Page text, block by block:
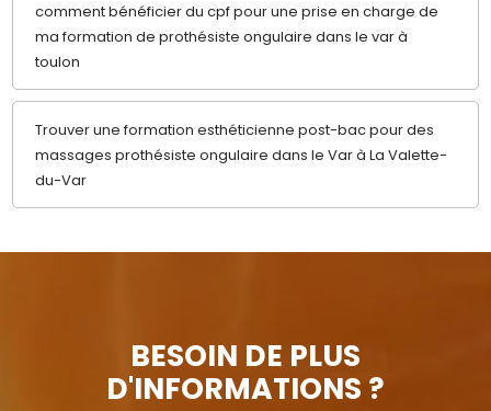
comment bénéficier du cpf pour une prise en charge de
ma formation de prothésiste ongulaire dans le var à
toulon
Trouver une formation esthéticienne post-bac pour des
massages prothésiste ongulaire dans le Var à La Valette-
du-Var
BESOIN DE PLUS
D'INFORMATIONS ?